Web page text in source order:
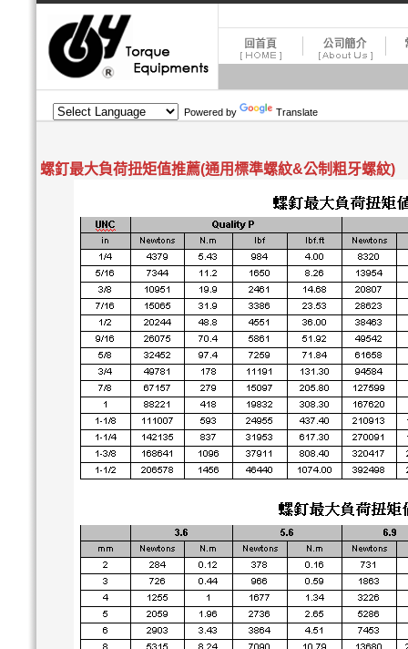
Powered by Translate
螺釘最大負荷扭矩值推薦(通用標準螺紋&公制粗牙螺紋)